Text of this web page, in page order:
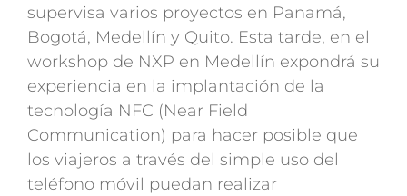
supervisa varios proyectos en Panamá,
Bogotá, Medellín y Quito. Esta tarde, en el
workshop de NXP en Medellín expondrá su
experiencia en la implantación de la
tecnología NFC (Near Field
Communication) para hacer posible que
los viajeros a través del simple uso del
teléfono móvil puedan realizar